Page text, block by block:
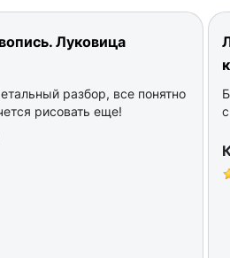
Луковица
разбор, все понятно
рисовать еще!